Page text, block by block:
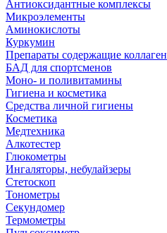
Антиоксидантные комплексы
Микроэлементы
Аминокислоты
Куркумин
Препараты содержащие коллаген
БАД для спортсменов
Моно- и поливитамины
Гигиена и косметика
Средства личной гигиены
Косметика
Медтехника
Алкотестер
Глюкометры
Ингаляторы, небулайзеры
Стетоскоп
Тонометры
Секундомер
Термометры